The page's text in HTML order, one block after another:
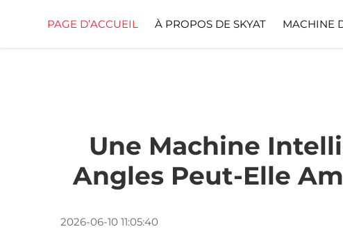
PAGE D’ACCUEIL À PROPOS DE SKYAT MACHINE
Une Machine
Angles Peut-Elle
2026-06-10 11:05:40